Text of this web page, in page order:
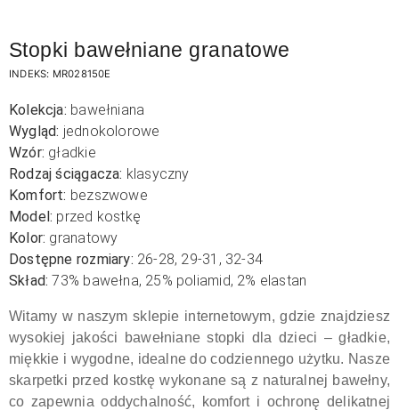
Stopki bawełniane granatowe
INDEKS: MR028150E
Kolekcja: bawełniana
Wygląd: jednokolorowe
Wzór: gładkie
Rodzaj ściągacza: klasyczny
Komfort: bezszwowe
Model: przed kostkę
Kolor: granatowy
Dostępne rozmiary: 26-28, 29-31, 32-34
Skład: 73% bawełna, 25% poliamid, 2% elastan
Witamy w naszym sklepie internetowym, gdzie znajdziesz
wysokiej jakości bawełniane stopki dla dzieci – gładkie,
miękkie i wygodne, idealne do codziennego użytku. Nasze
skarpetki przed kostkę wykonane są z naturalnej bawełny,
co zapewnia oddychalność, komfort i ochronę delikatnej